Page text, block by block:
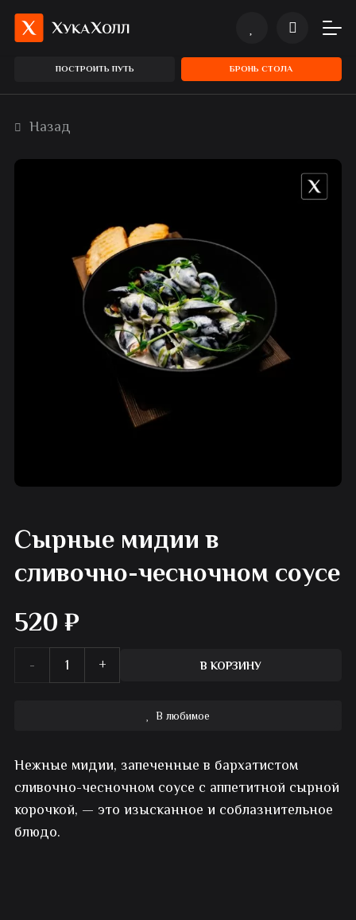
ПОСТРОИТЬ ПУТЬ БРОНЬ СТОЛА
Назад
Сырные мидии в
сливочно-чесночном соусе
520 ₽
Количество
мидии
в
сливочно-
В КОРЗИНУ
В любимое
Нежные мидии, запеченные в бархатистом
сливочно-чесночном соусе с аппетитной сырной
корочкой, — это изысканное и соблазнительное
блюдо.